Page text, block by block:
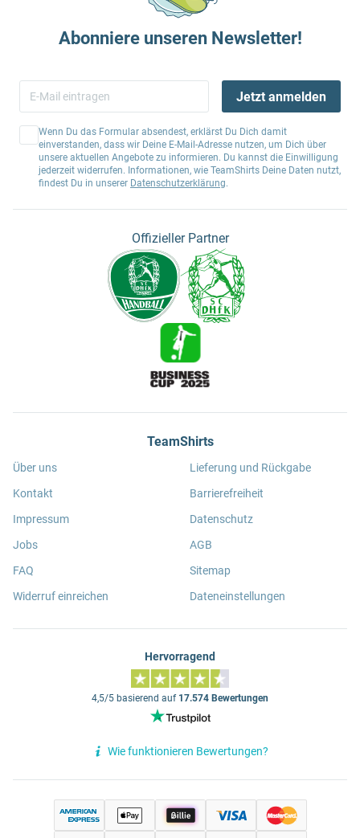
Abonniere unseren Newsletter!
Jetzt anmelden
Wenn Du das Formular absendest, erklärst Du Dich damit
einverstanden, dass wir Deine E-Mail-Adresse nutzen, um Dich über
unsere aktuellen Angebote zu informieren. Du kannst die Einwilligung
jederzeit widerrufen. Informationen, wie TeamShirts Deine Daten nutzt,
findest Du in unserer Datenschutzerklärung.
Offizieller Partner
TeamShirts
Über uns
Kontakt
Impressum
Jobs
FAQ
Widerruf einreichen
Lieferung und Rückgabe
Barrierefreiheit
Datenschutz
AGB
Sitemap
Dateneinstellungen
Hervorragend
4,5/5 basierend auf 17.574 Bewertungen
Wie funktionieren Bewertungen?